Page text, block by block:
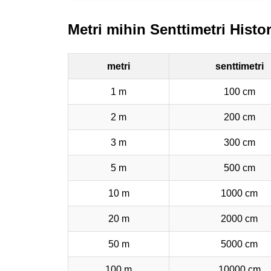
Metri mihin Senttimetri
metri senttimetri
1 m 100 cm
2 m 200 cm
3 m 300 cm
5 m 500 cm
10 m 1000 cm
20 m 2000 cm
50 m 5000 cm